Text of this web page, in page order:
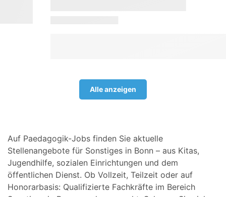
Alle anzeigen
Auf Paedagogik-Jobs finden Sie aktuelle
Stellenangebote für Sonstiges in Bonn – aus Kitas,
Jugendhilfe, sozialen Einrichtungen und dem
öffentlichen Dienst. Ob Vollzeit, Teilzeit oder auf
Honorarbasis: Qualifizierte Fachkräfte im Bereich